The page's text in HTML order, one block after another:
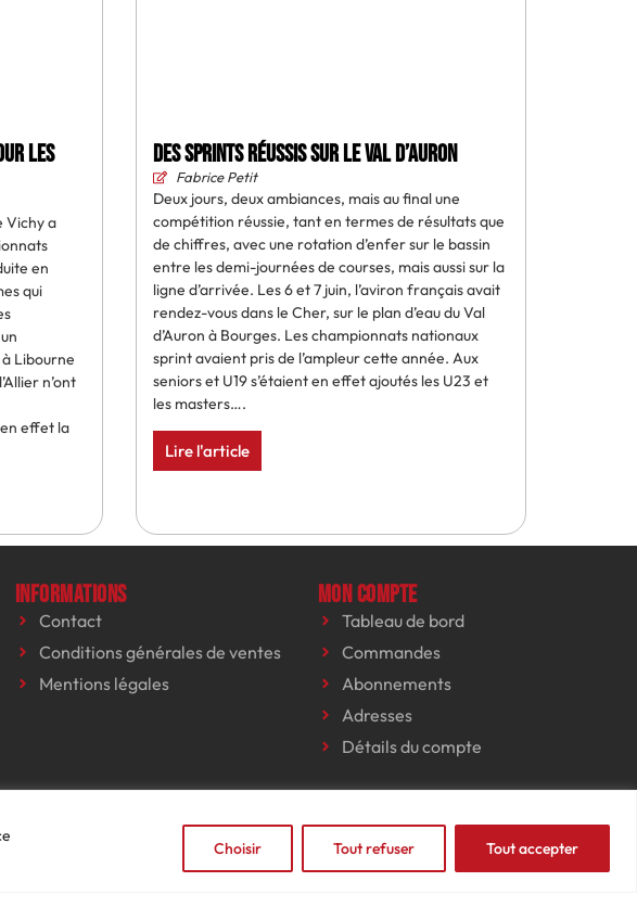
Choisir Tout refuser Tout accepter
les
Vichy a
en
qui
Libourne
n’ont
effet la
Des sprints réussis sur le Val d’Auron
Fabrice Petit
Deux jours, deux ambiances, mais au final une
compétition réussie, tant en termes de résultats que
de chiffres, avec une rotation d’enfer sur le bassin
entre les demi-journées de courses, mais aussi sur la
ligne d’arrivée. Les 6 et 7 juin, l’aviron français avait
rendez-vous dans le Cher, sur le plan d’eau du Val
d’Auron à Bourges. Les championnats nationaux
sprint avaient pris de l’ampleur cette année. Aux
seniors et U19 s’étaient en effet ajoutés les U23 et
les masters….
Lire l'article
Informations
Contact
Conditions générales de ventes
Mentions légales
Mon compte
Tableau de bord
Commandes
Abonnements
Adresses
Détails du compte